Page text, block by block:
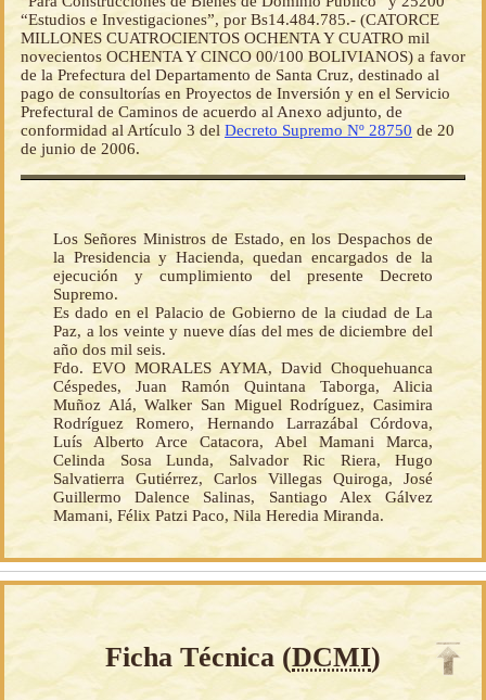
“Estudios e Investigaciones”, por Bs14.484.785.- (CATORCE
MILLONES CUATROCIENTOS OCHENTA Y CUATRO mil
novecientos OCHENTA Y CINCO 00/100 BOLIVIANOS) a favor
de la Prefectura del Departamento de Santa Cruz, destinado al
pago de consultorías en Proyectos de Inversión y en el Servicio
Prefectural de Caminos de acuerdo al Anexo adjunto, de
conformidad al Artículo 3 del Decreto Supremo Nº 28750 de 20
de junio de 2006.
Los Señores Ministros de Estado, en los Despachos de
la Presidencia y Hacienda, quedan encargados de la
ejecución y cumplimiento del presente Decreto
Supremo.
Es dado en el Palacio de Gobierno de la ciudad de La
Paz, a los veinte y nueve días del mes de diciembre del
año dos mil seis.
Fdo. EVO MORALES AYMA, David Choquehuanca
Céspedes, Juan Ramón Quintana Taborga, Alicia
Muñoz Alá, Walker San Miguel Rodríguez, Casimira
Rodríguez Romero, Hernando Larrazábal Córdova,
Luís Alberto Arce Catacora, Abel Mamani Marca,
Celinda Sosa Lunda, Salvador Ric Riera, Hugo
Salvatierra Gutiérrez, Carlos Villegas Quiroga, José
Guillermo Dalence Salinas, Santiago Alex Gálvez
Mamani, Félix Patzi Paco, Nila Heredia Miranda.
Ficha Técnica (DCMI)